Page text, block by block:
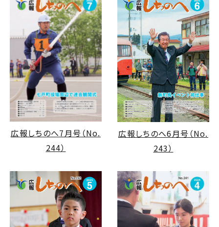
広報しちのへ7月号（No.
244）
広報しちのへ6月号（No.
243）